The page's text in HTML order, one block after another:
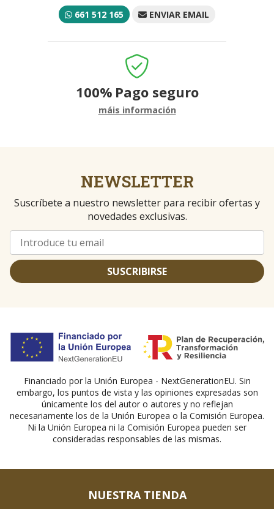
661 512 165 ENVIAR EMAIL
100% Pago seguro
máis información
NEWSLETTER
Suscríbete a nuestro newsletter para recibir ofertas y
novedades exclusivas.
SUSCRIBIRSE
Financiado por la Unión Europea - NextGenerationEU. Sin
embargo, los puntos de vista y las opiniones expresadas son
únicamente los del autor o autores y no reflejan
necesariamente los de la Unión Europea o la Comisión Europea.
Ni la Unión Europea ni la Comisión Europea pueden ser
consideradas responsables de las mismas.
NUESTRA TIENDA